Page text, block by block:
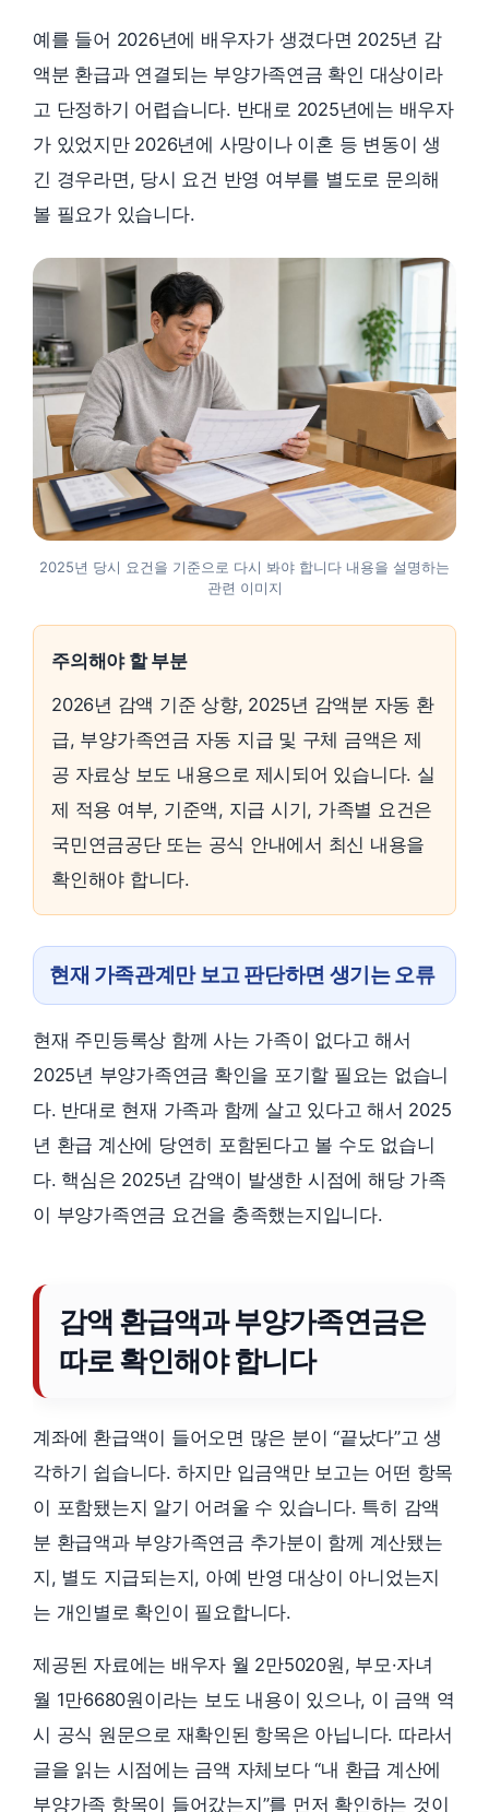
예를 들어 2026년에 배우자가 생겼다면 2025년 감
액분 환급과 연결되는 부양가족연금 확인 대상이라
고 단정하기 어렵습니다. 반대로 2025년에는 배우자
가 있었지만 2026년에 사망이나 이혼 등 변동이 생
긴 경우라면, 당시 요건 반영 여부를 별도로 문의해
볼 필요가 있습니다.
2025년 당시 요건을 기준으로 다시 봐야 합니다 내용을 설명하는
관련 이미지
주의해야 할 부분
2026년 감액 기준 상향, 2025년 감액분 자동 환
급, 부양가족연금 자동 지급 및 구체 금액은 제
공 자료상 보도 내용으로 제시되어 있습니다. 실
제 적용 여부, 기준액, 지급 시기, 가족별 요건은
국민연금공단 또는 공식 안내에서 최신 내용을
확인해야 합니다.
현재 가족관계만 보고 판단하면 생기는 오류
현재 주민등록상 함께 사는 가족이 없다고 해서
2025년 부양가족연금 확인을 포기할 필요는 없습니
다. 반대로 현재 가족과 함께 살고 있다고 해서 2025
년 환급 계산에 당연히 포함된다고 볼 수도 없습니
다. 핵심은 2025년 감액이 발생한 시점에 해당 가족
이 부양가족연금 요건을 충족했는지입니다.
감액 환급액과 부양가족연금은
따로 확인해야 합니다
계좌에 환급액이 들어오면 많은 분이 “끝났다”고 생
각하기 쉽습니다. 하지만 입금액만 보고는 어떤 항목
이 포함됐는지 알기 어려울 수 있습니다. 특히 감액
분 환급액과 부양가족연금 추가분이 함께 계산됐는
지, 별도 지급되는지, 아예 반영 대상이 아니었는지
는 개인별로 확인이 필요합니다.
제공된 자료에는 배우자 월 2만5020원, 부모·자녀
월 1만6680원이라는 보도 내용이 있으나, 이 금액 역
시 공식 원문으로 재확인된 항목은 아닙니다. 따라서
글을 읽는 시점에는 금액 자체보다 “내 환급 계산에
부양가족 항목이 들어갔는지”를 먼저 확인하는 것이